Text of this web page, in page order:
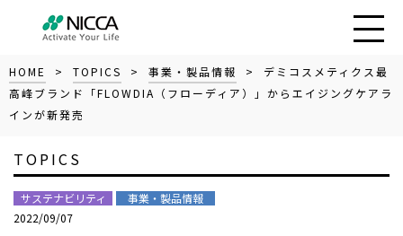
HOME > TOPICS > 事業・製品情報
> デミコスメティクス最
高峰ブランド「FLOWDIA（フローディア）」からエイジングケアラ
インが新発売
TOPICS
サステナビリティ
事業・製品情報
2022/09/07